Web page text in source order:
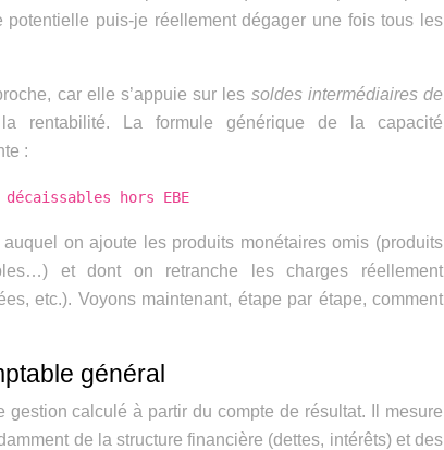
puis-je réellement dégager une fois tous les
car elle s’appuie sur les soldes intermédiaires de
rentabilité. La formule générique de la capacité
:
hors EBE
on ajoute les produits monétaires omis (produits
et dont on retranche les charges réellement
etc.). Voyons maintenant, étape par étape, comment
général
gestion calculé à partir du compte de résultat. Il mesure
de la structure financière (dettes, intérêts) et des